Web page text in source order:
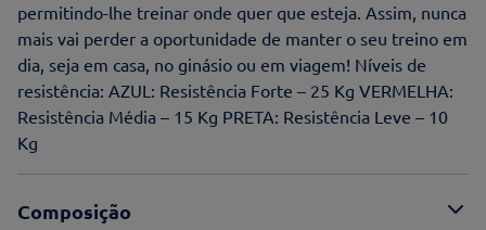
permitindo-lhe treinar onde quer que esteja. Assim, nunca
mais vai perder a oportunidade de manter o seu treino em
dia, seja em casa, no ginásio ou em viagem! Níveis de
resistência: AZUL: Resistência Forte – 25 Kg VERMELHA:
Resistência Média – 15 Kg PRETA: Resistência Leve – 10
Kg
Composição